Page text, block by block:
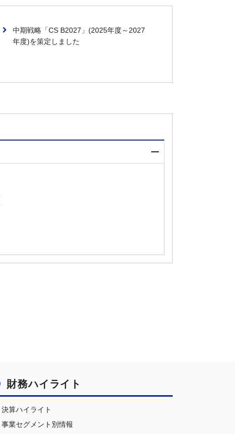
中期戦略「CS B2027」(2025年度～2027
年度)を策定しました
財務ハイライト
決算ハイライト
事業セグメント別情報